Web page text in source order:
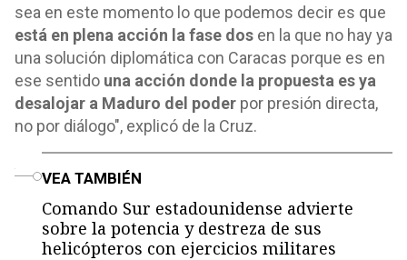
sea en este momento lo que podemos decir es que
está en plena acción la fase dos en la que no hay ya
una solución diplomática con Caracas porque es en
ese sentido una acción donde la propuesta es ya
desalojar a Maduro del poder por presión directa,
no por diálogo", explicó de la Cruz.
VEA TAMBIÉN
Comando Sur estadounidense advierte
sobre la potencia y destreza de sus
helicópteros con ejercicios militares